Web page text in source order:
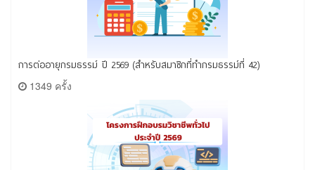
การต่ออายุกรมธรรม์ ปี 2569 (สำหรับสมาชิกที่ทำกรมธรรม์ที่ 42)
1349 ครั้ง